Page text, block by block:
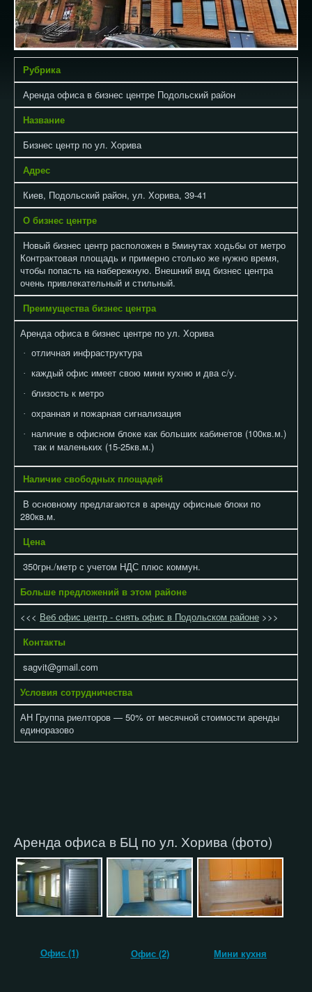
Рубрика
Аренда офиса в бизнес центре Подольский район
Название
Бизнес центр по ул. Хорива
Адрес
Киев, Подольский район, ул. Хорива, 39-41
О бизнес центре
Новый бизнес центр расположен в 5минутах ходьбы от метро
Контрактовая площадь и примерно столько же нужно время,
чтобы попасть на набережную. Внешний вид бизнес центра
очень привлекательный и стильный.
Преимущества бизнес центра
Аренда офиса в бизнес центре по ул. Хорива
· отличная инфраструктура
· каждый офис имеет свою мини кухню и два с/у.
· близость к метро
· охранная и пожарная сигнализация
·
наличие в офисном блоке как больших кабинетов (100кв.м.)
так и маленьких (15-25кв.м.)
Наличие свободных площадей
В основному предлагаются в аренду офисные блоки по
280кв.м.
Цена
350грн./метр с учетом НДС плюс коммун.
Больше предложений в этом районе
<<< Веб офис центр - снять офис в Подольском районе >>>
Контакты
sagvit@gmail.com
Условия сотрудничества
АН Группа риелторов — 50% от месячной стоимости аренды
единоразово
Аренда офиса в БЦ по ул. Хорива (фото)
Офис (1) Офис (2) Мини кухня